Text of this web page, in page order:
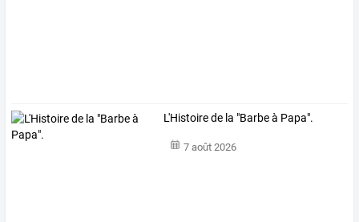
L'Histoire de la "Barbe à Papa".
7 août 2026